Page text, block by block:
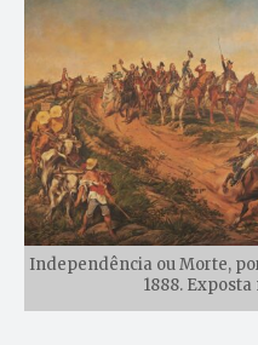
Independência ou Morte,
1888.